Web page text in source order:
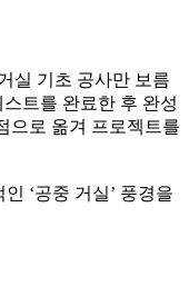
실 기초 공사만 보름
트를 완료한 후 완성
으로 옮겨 프로젝트를
‘공중 거실’ 풍경을